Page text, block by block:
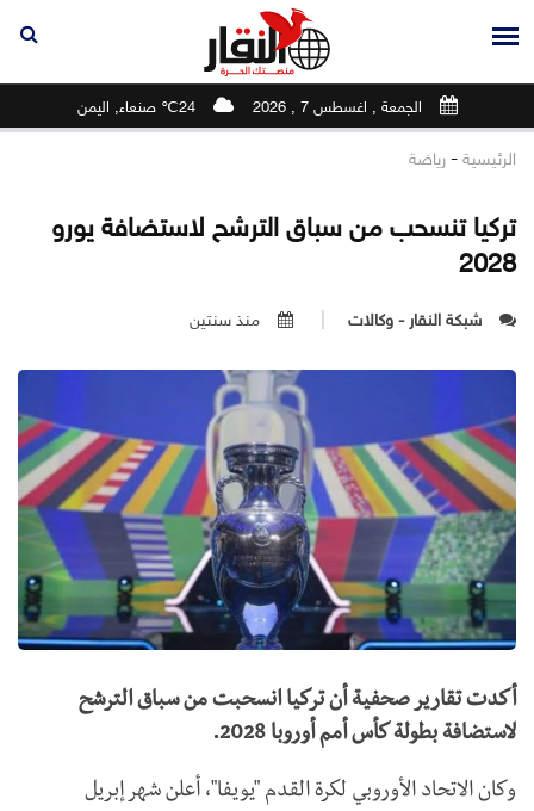
الجمعة , اغسطس 7 , 2026 24℃ صنعاء, اليمن
الرئيسية - رياضة
تركيا تنسحب من سباق الترشح لاستضافة يورو
2028
شبكة النقار - وكالات منذ سنتين
أكدت تقارير صحفية أن تركيا انسحبت من سباق الترشح
لاستضافة بطولة كأس أمم أوروبا 2028.
وكان الاتحاد الأوروبي لكرة القدم "يويفا"، أعلن شهر إبريل